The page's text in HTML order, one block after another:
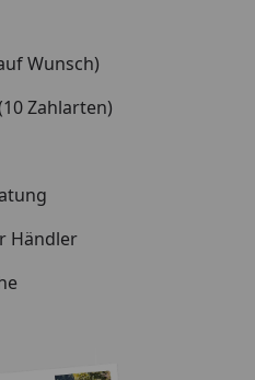
Montagematerial
Montageanleitung
jeweils für Anschluss
einer Regentonne
Wunsch)
Zahlarten)
Händler